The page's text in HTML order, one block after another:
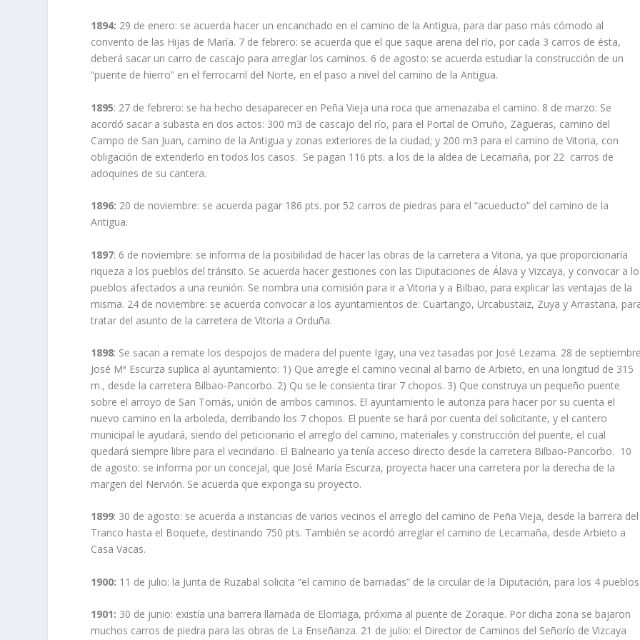
1894: 29 de enero: se acuerda hacer un encanchado en el camino de la Antigua, para dar paso más cómodo al
convento de las Hijas de María. 7 de febrero: se acuerda que el que saque arena del río, por cada 3 carros de ésta,
deberá sacar un carro de cascajo para arreglar los caminos. 6 de agosto: se acuerda estudiar la construcción de un
“puente de hierro” en el ferrocarril del Norte, en el paso a nivel del camino de la Antigua.
1895: 27 de febrero: se ha hecho desaparecer en Peña Vieja una roca que amenazaba el camino. 8 de marzo: Se
acordó sacar a subasta en dos actos: 300 m3 de cascajo del río, para el Portal de Orruño, Zagueras, camino del
Campo de San Juan, camino de la Antigua y zonas exteriores de la ciudad; y 200 m3 para el camino de Vitoria, con
obligación de extenderlo en todos los casos. Se pagan 116 pts. a los de la aldea de Lecamaña, por 22 carros de
adoquines de su cantera.
1896: 20 de noviembre: se acuerda pagar 186 pts. por 52 carros de piedras para el “acueducto” del camino de la
Antigua.
1897: 6 de noviembre: se informa de la posibilidad de hacer las obras de la carretera a Vitoria, ya que proporcionaría
riqueza a los pueblos del tránsito. Se acuerda hacer gestiones con las Diputaciones de Álava y Vizcaya, y convocar a
pueblos afectados a una reunión. Se nombra una comisión para ir a Vitoria y a Bilbao, para explicar las ventajas de la
misma. 24 de noviembre: se acuerda convocar a los ayuntamientos de: Cuartango, Urcabustaiz, Zuya y Arrastaria,
tratar del asunto de la carretera de Vitoria a Orduña.
1898: Se sacan a remate los despojos de madera del puente Igay, una vez tasadas por José Lezama. 28 de
José Mª Escurza suplica al ayuntamiento: 1) Que arregle el camino vecinal al barrio de Arbieto, en una longitud de 315
m., desde la carretera Bilbao-Pancorbo. 2) Qu se le consienta tirar 7 chopos. 3) Que construya un pequeño puente
sobre el arroyo de San Tomás, unión de ambos caminos. El ayuntamiento le autoriza para hacer por su cuenta el
nuevo camino en la arboleda, derribando los 7 chopos. El puente se hará por cuenta del solicitante, y el cantero
municipal le ayudará, siendo del peticionario el arreglo del camino, materiales y construcción del puente, el cual
quedará siempre libre para el vecindario. El Balneario ya tenía acceso directo desde la carretera Bilbao-Pancorbo. 10
de agosto: se informa por un concejal, que José María Escurza, proyecta hacer una carretera por la derecha de la
margen del Nervión. Se acuerda que exponga su proyecto.
1899: 30 de agosto: se acuerda a instancias de varios vecinos el arreglo del camino de Peña Vieja, desde la barrera del
Tranco hasta el Boquete, destinando 750 pts. También se acordó arreglar el camino de Lecamaña, desde Arbieto a
Casa Vacas.
1900: 11 de julio: la Junta de Ruzabal solicita “el camino de barriadas” de la circular de la Diputación, para los 4
1901: 30 de junio: existía una barrera llamada de Elorriaga, próxima al puente de Zoraque. Por dicha zona se bajaron
muchos carros de piedra para las obras de La Enseñanza. 21 de julio: el Director de Caminos del Señorío de Vizcaya